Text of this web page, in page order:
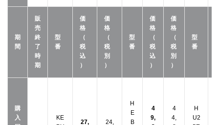
期
間
販
売
終
了
時
期
型
番
価
格
（
税
込
）
価
格
（
税
別
）
型
番
価
格
（
税
込
）
価
格
（
税
別
）
型
番
購
入
KE
27,
24,
H
E
B
4
9,
4
4,
H
U2